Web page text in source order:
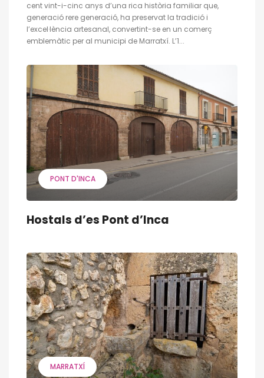
cent vint-i-cinc anys d’una rica història familiar que,
generació rere generació, ha preservat la tradició i
l’excel·lència artesanal, convertint-se en un comerç
emblemàtic per al municipi de Marratxí. L’1...
PONT D'INCA
Hostals d’es Pont d’Inca
MARRATXÍ